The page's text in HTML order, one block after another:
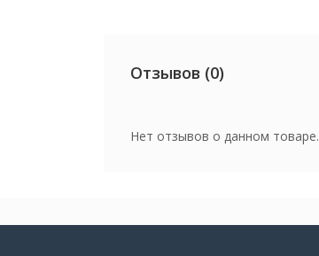
Отзывов (0)
Нет отзывов о данном товаре.